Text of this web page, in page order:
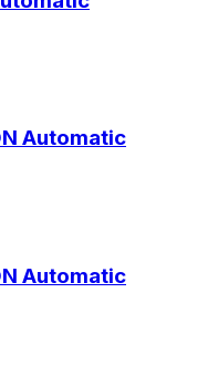
Automatic
Automatic